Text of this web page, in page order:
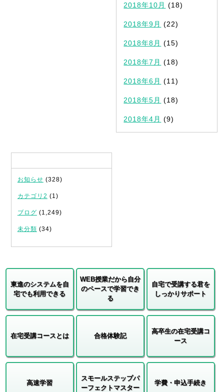
2018年10月 (18)
2018年9月 (22)
2018年8月 (15)
2018年7月 (18)
2018年6月 (11)
2018年5月 (18)
2018年4月 (9)
お知らせ (328)
カテゴリ2 (1)
ブログ (1,249)
未分類 (34)
東進のシステムを自
宅でも利用できる
WEB授業だから自分
のペースで学習でき
る
自宅で受講する君を
しっかりサポート
在宅受講コースとは 合格体験記
高卒生の在宅受講コ
ース
高速学習
スモールステップパ
ーフェクトマスター
学費・申込手続き